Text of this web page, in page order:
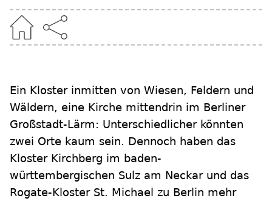
Ein Kloster inmitten von Wiesen, Feldern und
Wäldern, eine Kirche mittendrin im Berliner
Großstadt-Lärm: Unterschiedlicher könnten
zwei Orte kaum sein. Dennoch haben das
Kloster Kirchberg im baden-
württembergischen Sulz am Neckar und das
Rogate-Kloster St. Michael zu Berlin mehr